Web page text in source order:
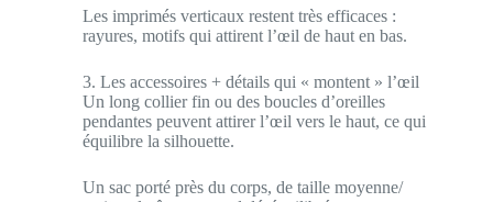
Les imprimés verticaux restent très efficaces :
rayures, motifs qui attirent l’œil de haut en bas.
3. Les accessoires + détails qui « montent » l’œil
Un long collier fin ou des boucles d’oreilles
pendantes peuvent attirer l’œil vers le haut, ce qui
équilibre la silhouette.
Un sac porté près du corps, de taille moyenne/